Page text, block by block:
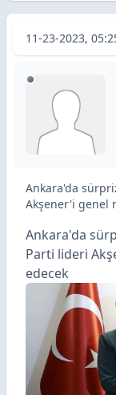
11-23-2023,
Ankara'da
Akşener'i genel
Ankara'da
Parti lideri
edecek